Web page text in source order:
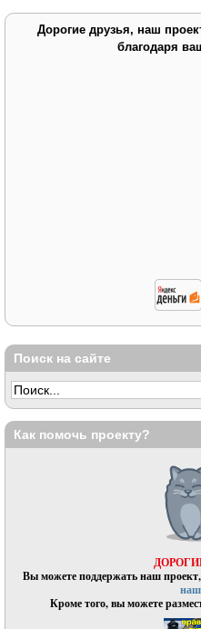
Дорогие друзья, наш
благодаря
Поиск на сайте
Как помочь проекту?
Вы можете поддержать наш
наш
Кроме того, вы можете